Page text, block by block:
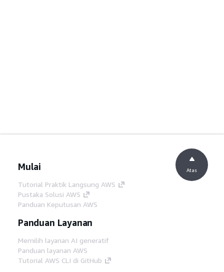
Mulai
Tutorial Praktik Langsung AWS
Pustaka Solusi AWS
Panduan Keputusan AWS
Panduan Layanan
Memilih layanan AI generatif
Panduan layanan AWS
Tutorial AWS CLI di GitHub
Atas